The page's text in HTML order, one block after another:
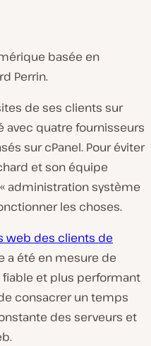
basée en
Perrin.
de ses clients sur
avec quatre fournisseurs
sur cPanel. Pour éviter
et son équipe
administration système
les choses.
web des clients de
a été en mesure de
et plus performant
consacrer un temps
des serveurs et